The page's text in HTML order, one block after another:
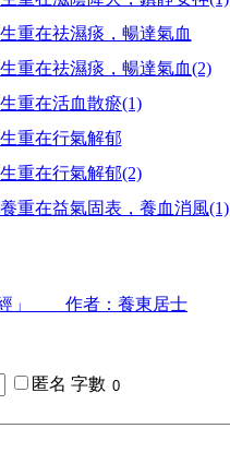
重在祛濕痰，暢達氣血
重在祛濕痰，暢達氣血(2)
重在活血散瘀(1)
重在行氣解郁
重在行氣解郁(2)
重在益氣固表，養血消風(1)
經」 作者：養東居士
匿名 字數